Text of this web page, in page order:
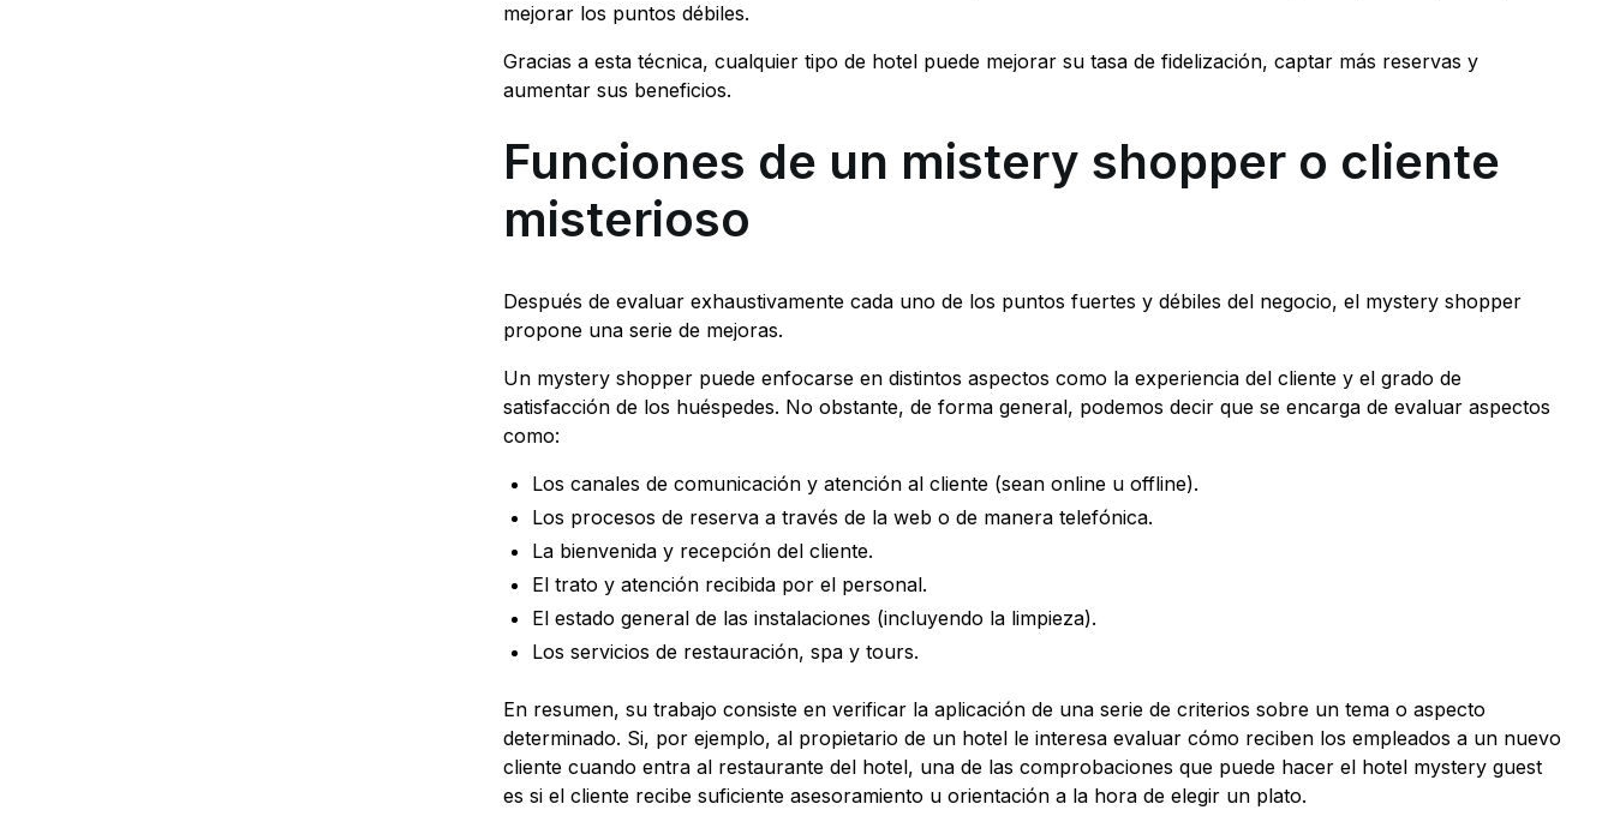
mejorar los puntos débiles.
Gracias a esta técnica, cualquier tipo de hotel puede mejorar su tasa de fidelización, captar más reservas y
aumentar sus beneficios.
Funciones de un mistery shopper o cliente
misterioso
Después de evaluar exhaustivamente cada uno de los puntos fuertes y débiles del negocio, el mystery shopper
propone una serie de mejoras.
Un mystery shopper puede enfocarse en distintos aspectos como la experiencia del cliente y el grado de
satisfacción de los huéspedes. No obstante, de forma general, podemos decir que se encarga de evaluar aspectos
como:
Los canales de comunicación y atención al cliente (sean online u offline).
Los procesos de reserva a través de la web o de manera telefónica.
La bienvenida y recepción del cliente.
El trato y atención recibida por el personal.
El estado general de las instalaciones (incluyendo la limpieza).
Los servicios de restauración, spa y tours.
En resumen, su trabajo consiste en verificar la aplicación de una serie de criterios sobre un tema o aspecto
determinado. Si, por ejemplo, al propietario de un hotel le interesa evaluar cómo reciben los empleados a un nuevo
cliente cuando entra al restaurante del hotel, una de las comprobaciones que puede hacer el hotel mystery guest
es si el cliente recibe suficiente asesoramiento u orientación a la hora de elegir un plato.